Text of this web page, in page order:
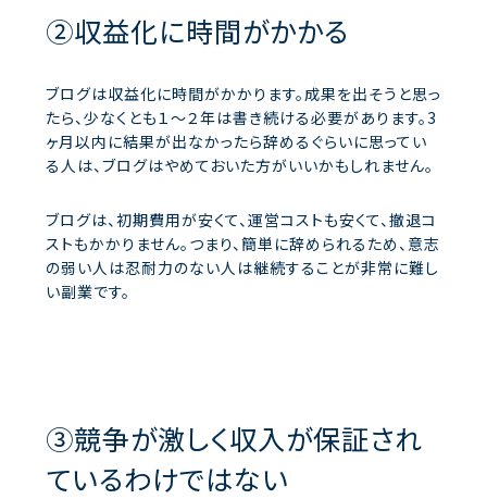
②収益化に時間がかかる
ブログは収益化に時間がかかります。成果を出そうと思っ
たら、少なくとも１～２年は書き続ける必要があります。3
ヶ月以内に結果が出なかったら辞めるぐらいに思ってい
る人は、ブログはやめておいた方がいいかもしれません。
ブログは、初期費用が安くて、運営コストも安くて、撤退コ
ストもかかりません。つまり、簡単に辞められるため、意志
の弱い人は忍耐力のない人は継続することが非常に難し
い副業です。
③競争が激しく収入が保証され
ているわけではない